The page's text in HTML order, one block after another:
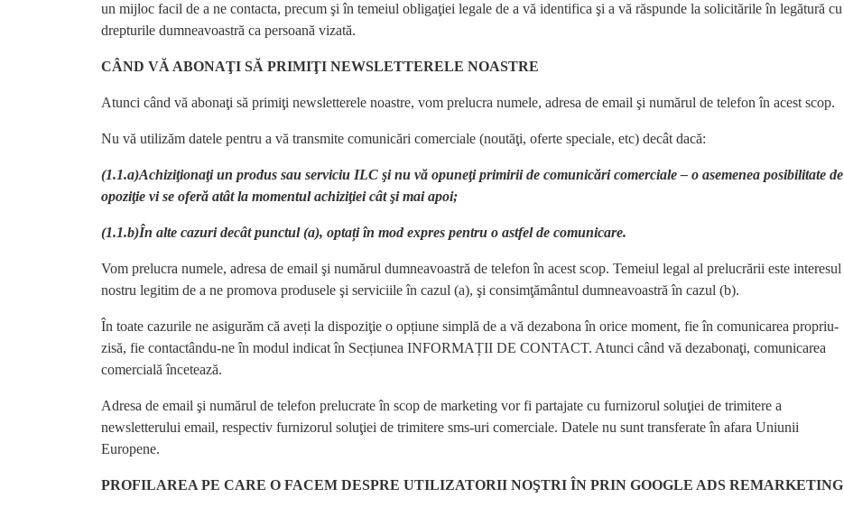
un mijloc facil de a ne contacta, precum şi în temeiul obligaţiei legale de a vă identifica şi a vă răspunde la solicitările în legătură cu
drepturile dumneavoastră ca persoană vizată.
CÂND VĂ ABONAŢI SĂ PRIMIŢI NEWSLETTERELE NOASTRE
Atunci când vă abonaţi să primiţi newsletterele noastre, vom prelucra numele, adresa de email şi numărul de telefon în acest scop.
Nu vă utilizăm datele pentru a vă transmite comunicări comerciale (noutăţi, oferte speciale, etc) decât dacă:
(1.1.a)Achiziţionaţi un produs sau serviciu ILC şi nu vă opuneţi primirii de comunicări comerciale – o asemenea posibilitate de
opoziţie vi se oferă atât la momentul achiziţiei cât şi mai apoi;
(1.1.b)În alte cazuri decât punctul (a), optați în mod expres pentru o astfel de comunicare.
Vom prelucra numele, adresa de email şi numărul dumneavoastră de telefon în acest scop. Temeiul legal al prelucrării este interesul
nostru legitim de a ne promova produsele şi serviciile în cazul (a), şi consimţământul dumneavoastră în cazul (b).
În toate cazurile ne asigurăm că aveți la dispoziţie o opțiune simplă de a vă dezabona în orice moment, fie în comunicarea propriu-
zisă, fie contactându-ne în modul indicat în Secțiunea INFORMAȚII DE CONTACT. Atunci când vă dezabonaţi, comunicarea
comercială încetează.
Adresa de email şi numărul de telefon prelucrate în scop de marketing vor fi partajate cu furnizorul soluţiei de trimitere a
newsletterului email, respectiv furnizorul soluţiei de trimitere sms-uri comerciale. Datele nu sunt transferate în afara Uniunii
Europene.
PROFILAREA PE CARE O FACEM DESPRE UTILIZATORII NOŞTRI ÎN PRIN GOOGLE ADS REMARKETING